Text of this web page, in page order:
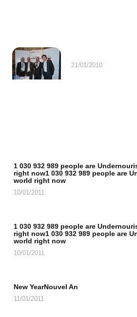
21/01/2010
1 030 932 989 people are
right now1 030 932 989 people are
world right now
10/01/2011
1 030 932 989 people are
right now1 030 932 989 people are
world right now
10/01/2011
New YearNouvel An
11/01/2011